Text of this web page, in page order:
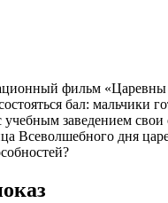
фильм
бал: мальчики
заведением
Всеволшебного дня